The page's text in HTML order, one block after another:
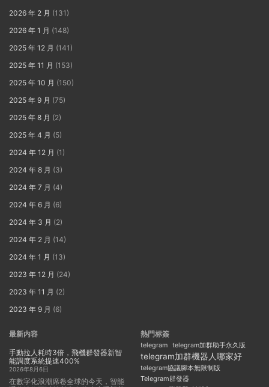
2026 年 2 月 (131)
2026 年 1 月 (148)
2025 年 12 月 (141)
2025 年 11 月 (153)
2025 年 10 月 (150)
2025 年 9 月 (75)
2025 年 8 月 (2)
2025 年 4 月 (5)
2024 年 12 月 (1)
2024 年 8 月 (3)
2024 年 7 月 (4)
2024 年 6 月 (6)
2024 年 3 月 (2)
2024 年 2 月 (14)
2024 年 1 月 (13)
2023 年 12 月 (24)
2023 年 11 月 (2)
2023 年 9 月 (6)
最新内容
手動拉人耗時3倍，飛機群發器新智
能調度系統提速400%
2026年8月6日
在數字化浪潮席卷全球的今天，智能
熱門标簽
telegram telegram加群助手永久版
telegram加群機器人哪家好
telegram協議腳本無限制版
Telegram群發器